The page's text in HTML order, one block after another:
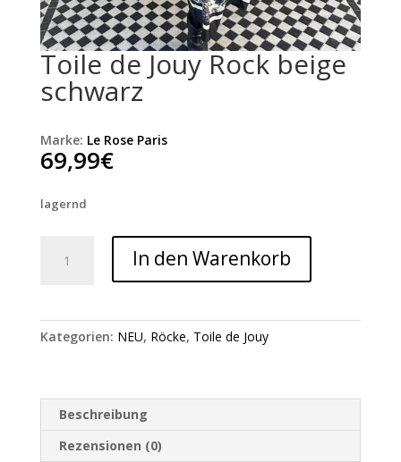
Toile de Jouy Rock beige
schwarz
Marke: Le Rose Paris
69,99€
lagernd
schwarz
In den Warenkorb
Kategorien: NEU, Röcke, Toile de Jouy
Beschreibung
Rezensionen (0)